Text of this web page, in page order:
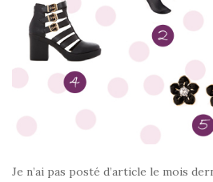
Je n’ai pas posté d’article le mois